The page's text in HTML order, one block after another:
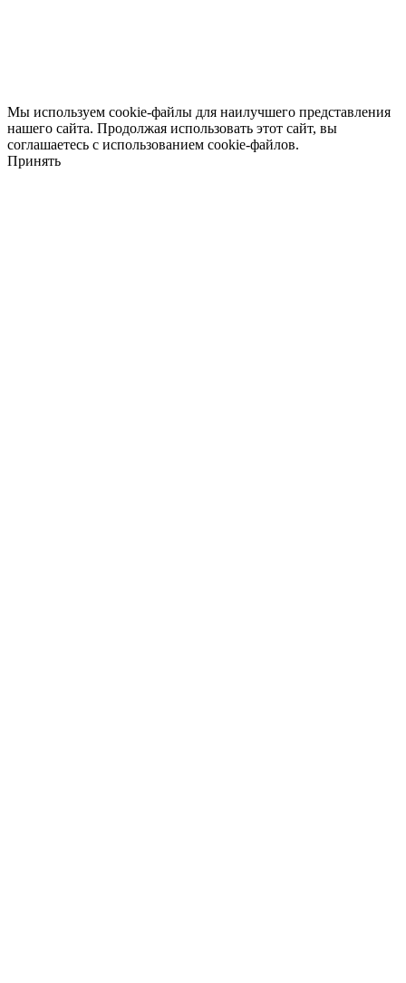
Мы используем cookie-файлы для наилучшего представления
нашего сайта. Продолжая использовать этот сайт, вы
соглашаетесь с использованием cookie-файлов.
Принять